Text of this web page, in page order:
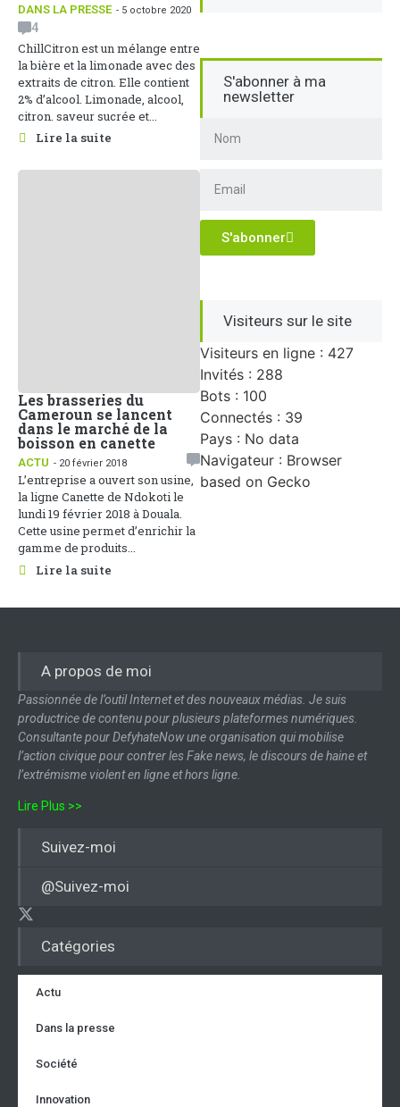
DANS LA PRESSE - 5 octobre 2020
4
ChillCitron est un mélange entre
la bière et la limonade avec des
extraits de citron. Elle contient
2% d’alcool. Limonade, alcool,
citron. saveur sucrée et...
Lire la suite
Les brasseries du
Cameroun se lancent
dans le marché de la
boisson en canette
ACTU - 20 février 2018
L’entreprise a ouvert son usine,
la ligne Canette de Ndokoti le
lundi 19 février 2018 à Douala.
Cette usine permet d’enrichir la
gamme de produits...
Lire la suite
S'abonner à ma
newsletter
S'abonner
Visiteurs sur le site
Visiteurs en ligne : 427
Invités : 288
Bots : 100
Connectés : 39
Pays : No data
Navigateur : Browser
based on Gecko
Catégories
Actu
Dans la presse
Société
Innovation
A propos de moi
Passionnée de l’outil Internet et des nouveaux médias. Je suis
productrice de contenu pour plusieurs plateformes numériques.
Consultante pour DefyhateNow une organisation qui mobilise
l’action civique pour contrer les Fake news, le discours de haine et
l’extrémisme violent en ligne et hors ligne.
Lire Plus >>
Suivez-moi
@Suivez-moi